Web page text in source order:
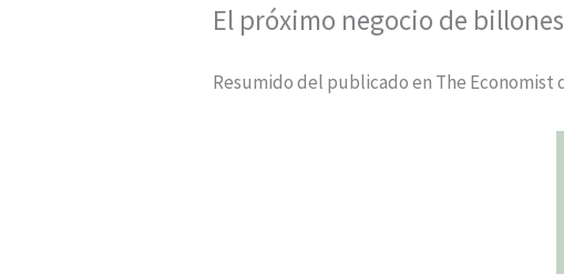
El próximo negocio de
Resumido del publicado en The Economist